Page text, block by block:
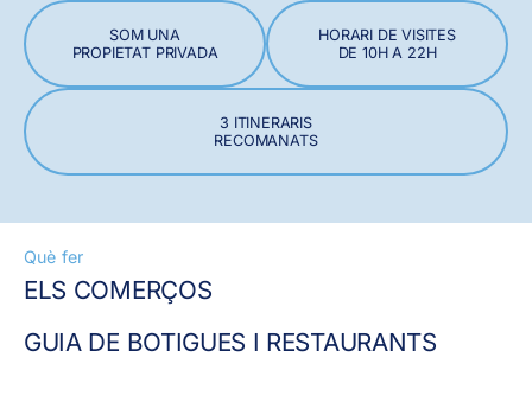
SOM UNA
PROPIETAT PRIVADA
HORARI DE VISITES
DE 10H A 22H
3 ITINERARIS
RECOMANATS
Què fer
ELS COMERÇOS
GUIA DE BOTIGUES I RESTAURANTS